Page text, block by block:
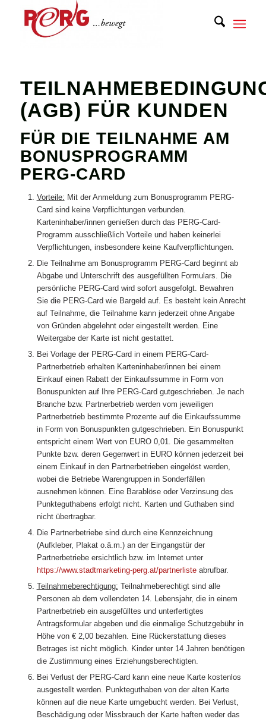
(AGB) FÜR KUNDEN
FÜR DIE TEILNAHME AM
BONUSPROGRAMM
PERG-CARD
Vorteile: Mit der Anmeldung zum Bonusprogramm PERG-
Card sind keine Verpflichtungen verbunden.
Karteninhaber/innen genießen durch das PERG-Card-
Programm ausschließlich Vorteile und haben keinerlei
Verpflichtungen, insbesondere keine Kaufverpflichtungen.
Die Teilnahme am Bonusprogramm PERG-Card beginnt ab
Abgabe und Unterschrift des ausgefüllten Formulars. Die
persönliche PERG-Card wird sofort ausgefolgt. Bewahren
Sie die PERG-Card wie Bargeld auf. Es besteht kein Anrecht
auf Teilnahme, die Teilnahme kann jederzeit ohne Angabe
von Gründen abgelehnt oder eingestellt werden. Eine
Weitergabe der Karte ist nicht gestattet.
Bei Vorlage der PERG-Card in einem PERG-Card-
Partnerbetrieb erhalten Karteninhaber/innen bei einem
Einkauf einen Rabatt der Einkaufssumme in Form von
Bonuspunkten auf Ihre PERG-Card gutgeschrieben. Je nach
Branche bzw. Partnerbetrieb werden vom jeweiligen
Partnerbetrieb bestimmte Prozente auf die Einkaufssumme
in Form von Bonuspunkten gutgeschrieben. Ein Bonuspunkt
entspricht einem Wert von EURO 0,01. Die gesammelten
Punkte bzw. deren Gegenwert in EURO können jederzeit bei
einem Einkauf in den Partnerbetrieben eingelöst werden,
wobei die Betriebe Warengruppen in Sonderfällen
ausnehmen können. Eine Barablöse oder Verzinsung des
Punkteguthabens erfolgt nicht. Karten und Guthaben sind
nicht übertragbar.
Die Partnerbetriebe sind durch eine Kennzeichnung
(Aufkleber, Plakat o.ä.m.) an der Eingangstür der
Partnerbetriebe ersichtlich bzw. im Internet unter
https://www.stadtmarketing-perg.at/partnerlisteabrufbar.
Teilnahmeberechtigung: Teilnahmeberechtigt sind alle
Personen ab dem vollendeten 14. Lebensjahr, die in einem
Partnerbetrieb ein ausgefülltes und unterfertigtes
Antragsformular abgeben und die einmalige Schutzgebühr in
Höhe von € 2,00 bezahlen. Eine Rückerstattung dieses
Betrages ist nicht möglich. Kinder unter 14 Jahren benötigen
die Zustimmung eines Erziehungsberechtigten.
Bei Verlust der PERG-Card kann eine neue Karte kostenlos
ausgestellt werden. Punkteguthaben von der alten Karte
können auf die neue Karte umgebucht werden. Bei Verlust,
Beschädigung oder Missbrauch der Karte haften weder das